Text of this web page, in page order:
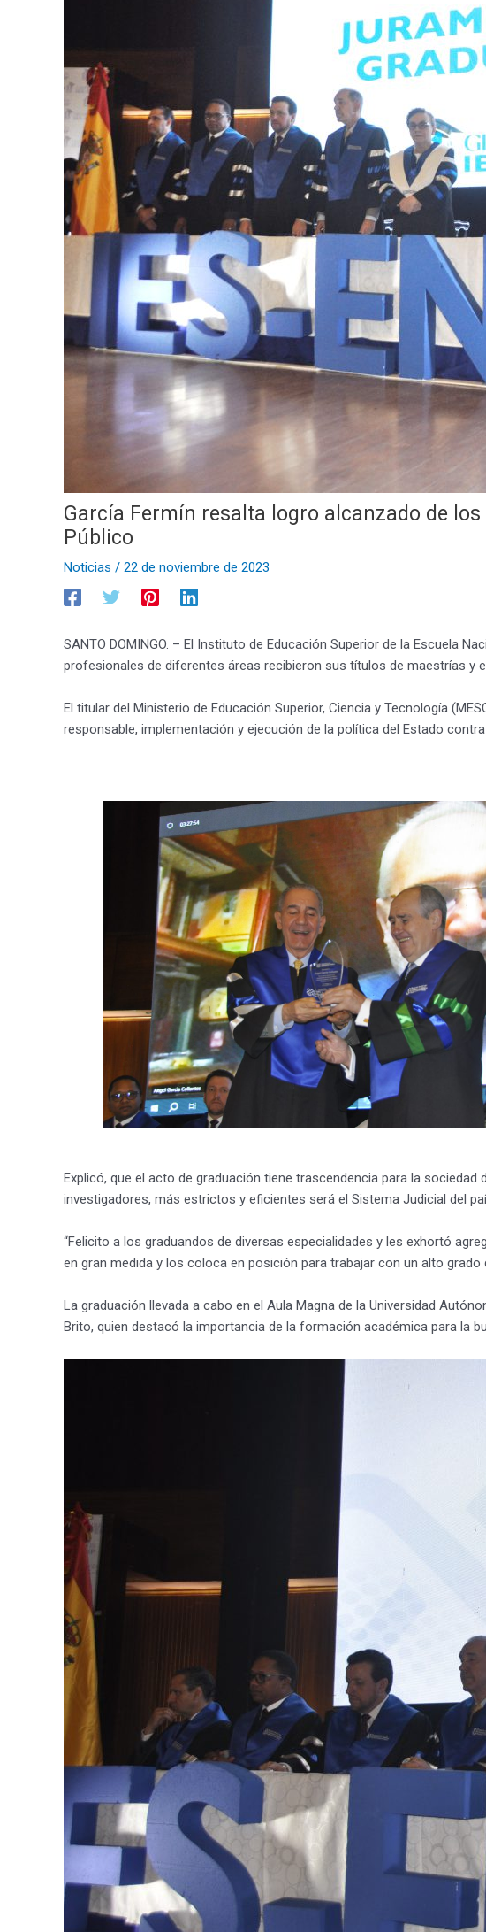
García Fermín resalta logro alcanzado de
Público
Noticias / 22 de noviembre de 2023
SANTO DOMINGO. – El Instituto de Educación Superior de la Escuela
profesionales de diferentes áreas recibieron sus títulos de maestrías y
El titular del Ministerio de Educación Superior, Ciencia y Tecnología
responsable, implementación y ejecución de la política del Estado
Explicó, que el acto de graduación tiene trascendencia para la
investigadores, más estrictos y eficientes será el Sistema Judicial del
“Felicito a los graduandos de diversas especialidades y les exhortó
en gran medida y los coloca en posición para trabajar con un alto grado
La graduación llevada a cabo en el Aula Magna de la Universidad
Brito, quien destacó la importancia de la formación académica para la